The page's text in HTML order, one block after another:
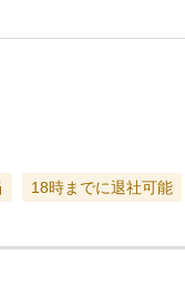
18時までに退社可能